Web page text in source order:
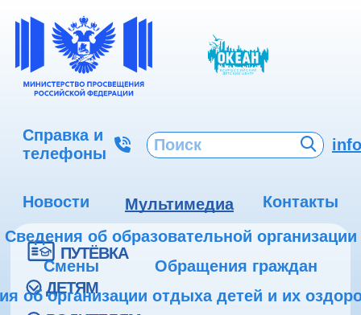
Справка и
телефоны
Новости Мультимедиа
Контакты
Сведения об образовательной организации
Смены
Обращения граждан
об организации отдыха детей и их
ПУТЁВКА
ДЕТЯМ